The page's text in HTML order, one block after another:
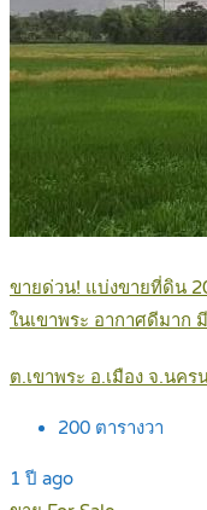
ขายด่วน! แบ่งขายที่ดิน
ในเขาพระ อากาศดีมาก
ต.เขาพระ อ.เมือง จ.นคร
200 ตารางวา
1 ปี ago